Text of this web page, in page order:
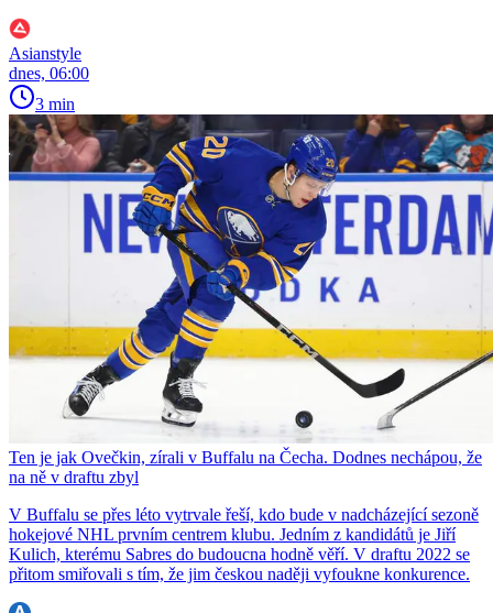
Asianstyle
dnes, 06:00
3 min
Ten je jak Ovečkin, zírali v Buffalu na Čecha. Dodnes nechápou, že
na ně v draftu zbyl
V Buffalu se přes léto vytrvale řeší, kdo bude v nadcházející sezoně
hokejové NHL prvním centrem klubu. Jedním z kandidátů je Jiří
Kulich, kterému Sabres do budoucna hodně věří. V draftu 2022 se
přitom smiřovali s tím, že jim českou naději vyfoukne konkurence.